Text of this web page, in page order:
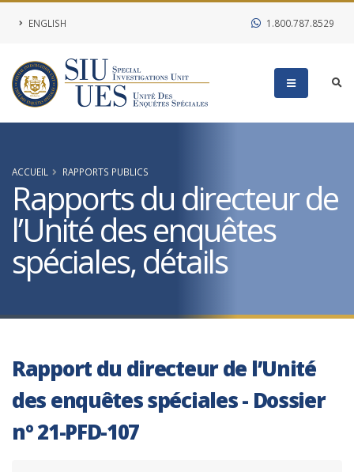
ENGLISH 1.800.787.8529
ACCUEIL RAPPORTS PUBLICS
Rapports du directeur de
l’Unité des enquêtes
spéciales, détails
Rapport du directeur de l’Unité
des enquêtes spéciales - Dossier
nº 21-PFD-107